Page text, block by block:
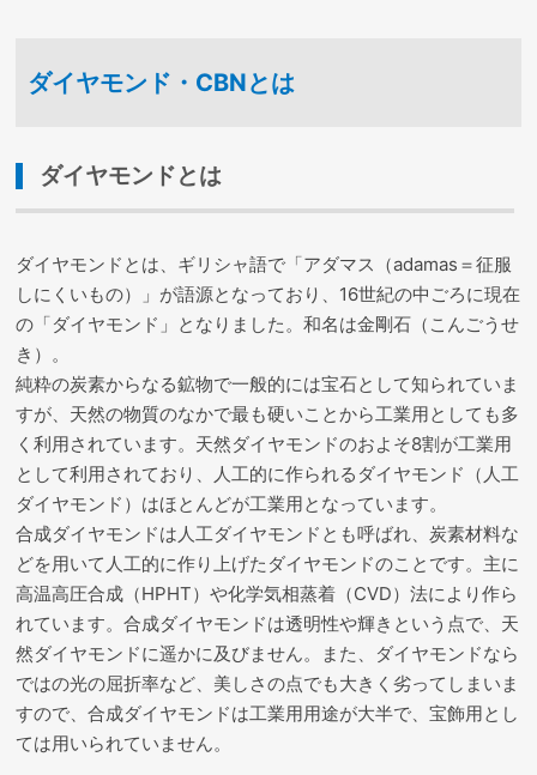
ダイヤモンド・CBNとは
ダイヤモンドとは
ダイヤモンドとは、ギリシャ語で「アダマス（adamas＝征服
しにくいもの）」が語源となっており、16世紀の中ごろに現在
の「ダイヤモンド」となりました。和名は金剛石（こんごうせ
き）。
純粋の炭素からなる鉱物で一般的には宝石として知られていま
すが、天然の物質のなかで最も硬いことから工業用としても多
く利用されています。天然ダイヤモンドのおよそ8割が工業用
として利用されており、人工的に作られるダイヤモンド（人工
ダイヤモンド）はほとんどが工業用となっています。
合成ダイヤモンドは人工ダイヤモンドとも呼ばれ、炭素材料な
どを用いて人工的に作り上げたダイヤモンドのことです。主に
高温高圧合成（HPHT）や化学気相蒸着（CVD）法により作ら
れています。合成ダイヤモンドは透明性や輝きという点で、天
然ダイヤモンドに遥かに及びません。また、ダイヤモンドなら
ではの光の屈折率など、美しさの点でも大きく劣ってしまいま
すので、合成ダイヤモンドは工業用用途が大半で、宝飾用とし
ては用いられていません。